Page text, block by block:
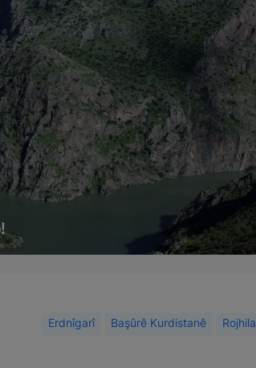
Erdnîgarî Başûrê Kurdistanê